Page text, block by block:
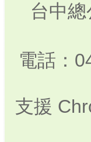
台中
電話：
支援